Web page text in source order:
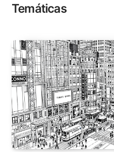
Temáticas